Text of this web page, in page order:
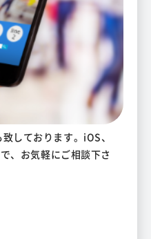
しております。iOS、
、お気軽にご相談下さ